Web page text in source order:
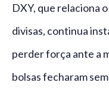
DXY, que relaciona
divisas, continua
perder força ante a
bolsas fecharam